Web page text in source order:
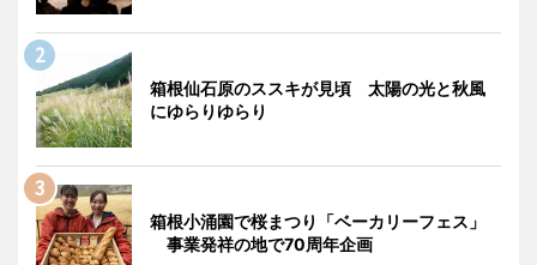
箱根仙石原のススキが見頃 太陽の光と秋風
にゆらりゆらり
箱根小涌園で桜まつり「ベーカリーフェス」
事業発祥の地で70周年企画